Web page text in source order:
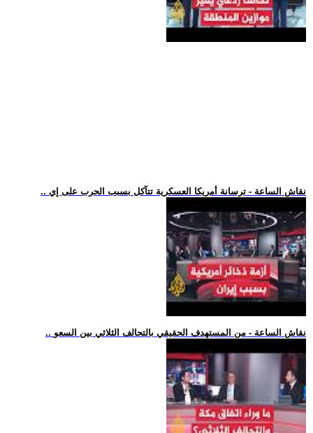
.. نقاش الساعة - ترسانة أمريكا العسكرية تتآكل بسبب الحرب على إي
.. نقاش الساعة - من المستهدف الحقيقي بالتحالف الثلاثي بين السعو